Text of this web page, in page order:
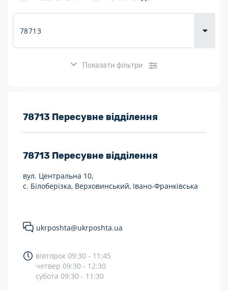
Показати фільтри
Розклад роботи:
Працюють після 19:00
Працюють у вихідні
Укрпошта Експрес/тариф «Пріоритетний»
Доставка за межі України
Прийом вантажів
78713 Пересувне відділення
78713 Пересувне відділення
вул. Центральна 10,
с. Білоберізка, Верховинський, Івано-Франківська
ukrposhta@ukrposhta.ua
вівторок 09:30 - 11:45
четвер 09:30 - 12:30
субота 09:30 - 11:30